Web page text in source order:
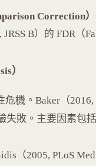
Correction）
B）的 FDR（
）
機。Baker（
失敗。主要因素包括
（2005, PLoS